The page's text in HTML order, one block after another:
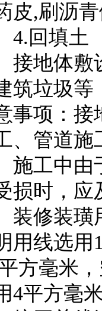
皮,刷沥
回填土
地体敷设
筑垃圾等
事项：接
、管道施
施工中由
损时，应
修装璜
用线选用
方毫米
4平方毫